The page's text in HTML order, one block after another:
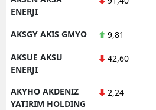
ENERJI
AKSGY AKIS GMYO 9,81
AKSUE AKSU
ENERJI
42,60
AKYHO AKDENIZ
YATIRIM HOLDING
2,24